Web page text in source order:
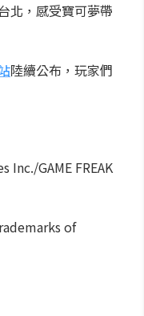
北，感受寶可夢帶
陸續公布，玩家們
GAME FREAK
of